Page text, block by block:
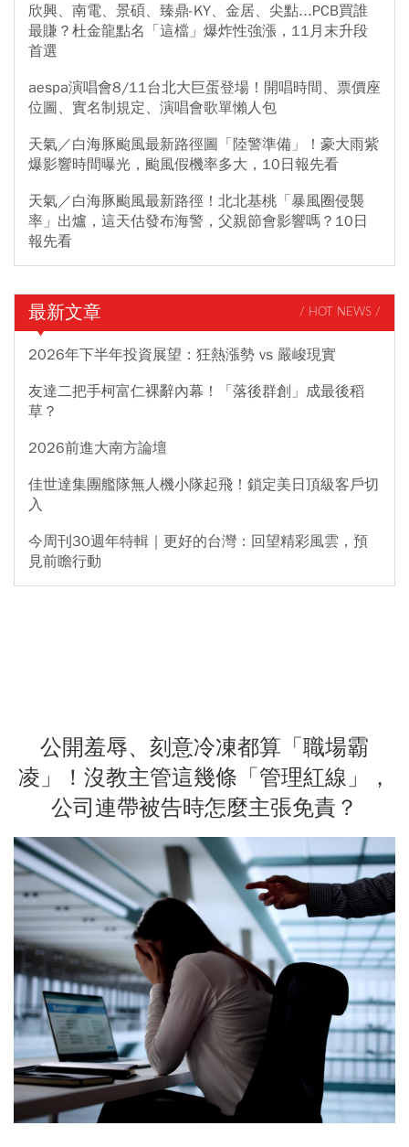
欣興、南電、景碩、臻鼎-KY、金居、尖點...PCB買誰
最賺？杜金龍點名「這檔」爆炸性強漲，11月末升段
首選
aespa演唱會8/11台北大巨蛋登場！開唱時間、票價座
位圖、實名制規定、演唱會歌單懶人包
天氣／白海豚颱風最新路徑圖「陸警準備」！豪大雨紫
爆影響時間曝光，颱風假機率多大，10日報先看
天氣／白海豚颱風最新路徑！北北基桃「暴風圈侵襲
率」出爐，這天估發布海警，父親節會影響嗎？10日
報先看
最新文章 / HOT NEWS /
2026年下半年投資展望：狂熱漲勢 vs 嚴峻現實
友達二把手柯富仁裸辭內幕！「落後群創」成最後稻
草？
2026前進大南方論壇
佳世達集團艦隊無人機小隊起飛！鎖定美日頂級客戶切
入
今周刊30週年特輯｜更好的台灣：回望精彩風雲，預
見前瞻行動
公開羞辱、刻意冷凍都算「職場霸
凌」！沒教主管這幾條「管理紅線」，
公司連帶被告時怎麼主張免責？